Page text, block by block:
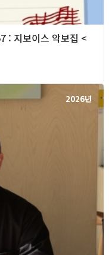
: 지보이스 악보집 <
2026년